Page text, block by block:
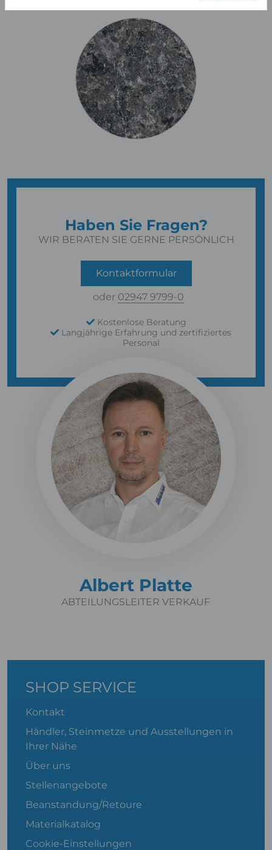
Haben Sie Fragen?
WIR BERATEN SIE GERNE PERSÖNLICH
Kontaktformular
oder 02947 9799-0
Kostenlose Beratung
Langjährige Erfahrung und zertifiziertes
Personal
Albert Platte
ABTEILUNGSLEITER VERKAUF
SHOP SERVICE
Kontakt
Händler, Steinmetze und Ausstellungen in
Ihrer Nähe
Über uns
Stellenangebote
Beanstandung/Retoure
Materialkatalog
Cookie-Einstellungen